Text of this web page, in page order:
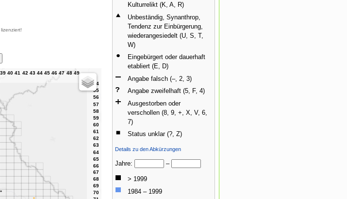
lizenziert!
Kulturrelikt (K, A, R)
Unbeständig, Synanthrop,
Tendenz zur Einbürgerung,
wiederangesiedelt (U, S, T,
W)
Eingebürgert oder dauerhaft
etabliert (E, D)
Angabe falsch (–, 2, 3)
Angabe zweifelhaft (5, F, 4)
Ausgestorben oder
verschollen (8, 9, +, X, V, 6,
7)
Status unklar (?, Z)
Details zu den Abkürzungen
Jahre: –
> 1999
1984 – 1999